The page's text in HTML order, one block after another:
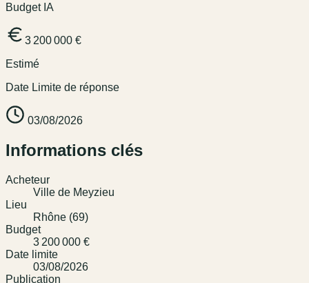
Budget IA
3 200 000 €
Estimé
Date Limite de réponse
03/08/2026
Informations clés
Acheteur
Ville de Meyzieu
Lieu
Rhône (69)
Budget
3 200 000 €
Date limite
03/08/2026
Publication